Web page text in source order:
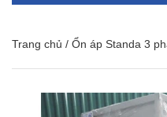
Trang chủ / Ổn áp Standa 3